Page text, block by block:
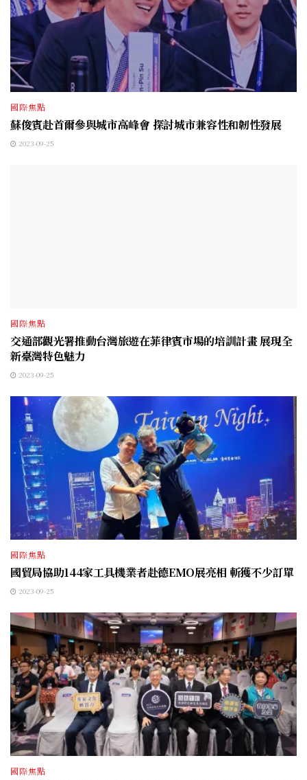
國際焦點
蘇俊賓赴首爾參與城市高峰會 探討城市兼容性和韌性發展
2023-09-25
國際焦點
交通部觀光署推動台灣旅遊在菲律賓市場的培訓計畫 展現全
新臺灣特色魅力
2023-09-25
國際焦點
國貿局協助144家工具機業者赴德EMO展亮相 斬獲不少訂單
2023-09-25
國際焦點